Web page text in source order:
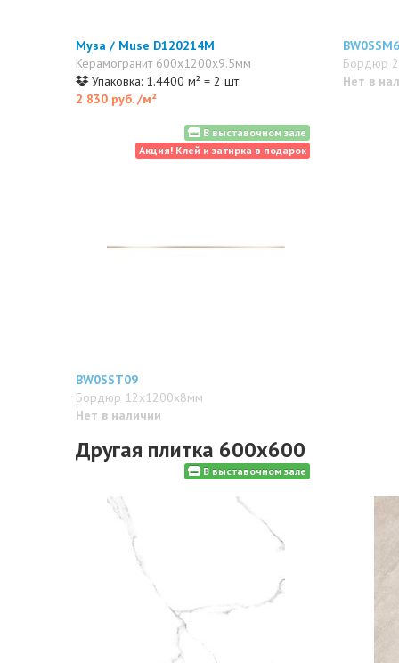
Муза / Muse D120214M
Керамогранит 600x1200x9.5мм
Упаковка: 1.4400 м² = 2 шт.
2 830 руб./м²
Бордюр
Нет в
В выставочном зале
Акция! Клей и затирка в подарок
BW0SST09
Бордюр 12x1200x8мм
Нет в наличии
Другая плитка 600x600
В выставочном зале